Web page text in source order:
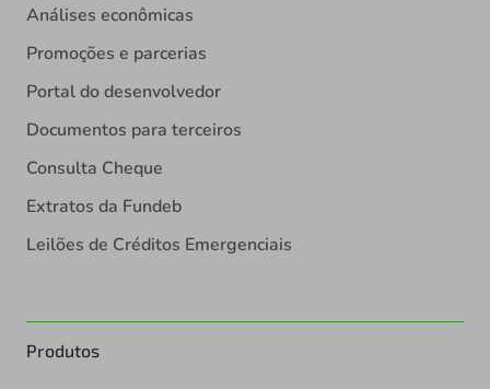
Análises econômicas
Promoções e parcerias
Portal do desenvolvedor
Documentos para terceiros
Consulta Cheque
Extratos da Fundeb
Leilões de Créditos Emergenciais
Produtos